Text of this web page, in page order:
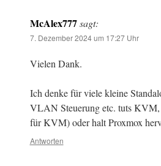
McAlex777 sagt:
7. Dezember 2024 um 17:27 Uhr
Vielen Dank.
Ich denke für viele kleine
VLAN Steuerung etc. tuts KVM,
für KVM) oder halt Proxmox
Antworten